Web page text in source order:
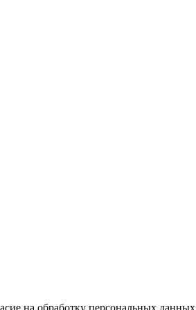
на обработку персональных данных